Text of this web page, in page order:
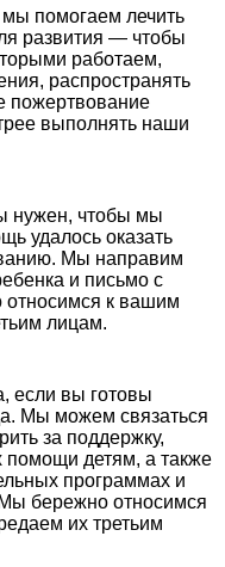
помогаем лечить
развития — чтобы
работаем,
распространять
пожертвование
выполнять наши
нужен, чтобы мы
удалось оказать
Мы направим
и письмо с
к вашим
лицам.
если вы готовы
Мы можем связаться
за поддержку,
помощи детям, а также
программах и
бережно относимся
их третьим